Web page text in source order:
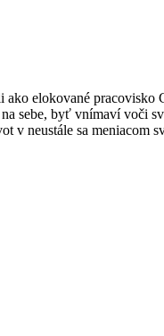
elokované pracovisko
sebe, byť vnímaví voči
v neustále sa meniacom